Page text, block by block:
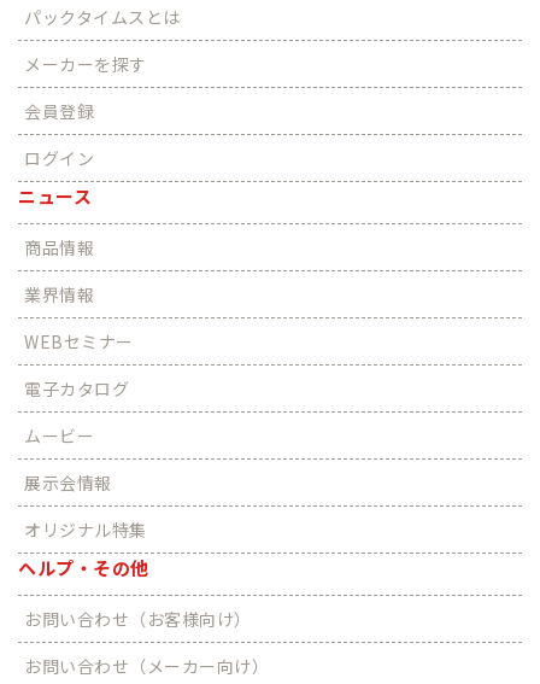
パックタイムスとは
メーカーを探す
会員登録
ログイン
ニュース
商品情報
業界情報
WEBセミナー
電子カタログ
ムービー
展示会情報
オリジナル特集
ヘルプ・その他
お問い合わせ（お客様向け）
お問い合わせ（メーカー向け）